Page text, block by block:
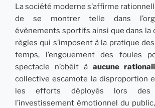
La société moderne s’affirme
de se montrer telle dans
évènements sportifs ainsi que dans la
règles qui s’imposent à la pratique
temps, l’engouement des foules
spectacle n’obéit à aucune
collective escamote la disproportion
les efforts déployés lors
l’investissement émotionnel du